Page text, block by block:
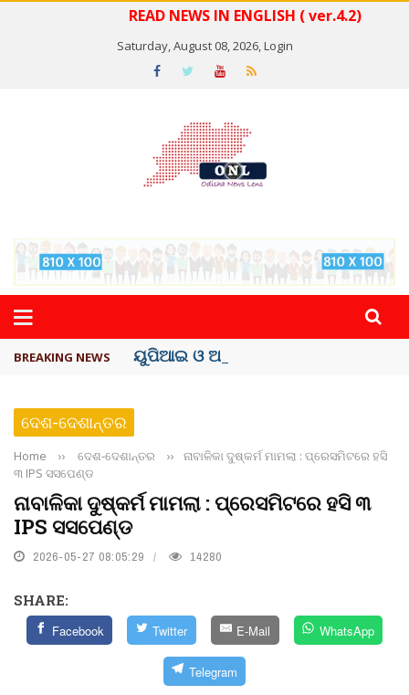
READ NEWS IN ENGLISH ( ver.4.2)
Saturday, August 08, 2026,Login
BREAKING NEWS ୟୁପିଆଇ ଓ ଅନ୍ୟାନ୍ୟ ଡିଜିଟାଲ୍ ନେଣଦେଣ
ଦେଶ-ଦେଶାନ୍ତର
Home ›› ଦେଶ-ଦେଶାନ୍ତର ››
ନାବାଳିକା ଦୁଷ୍କର୍ମ ମାମଲା : ପ୍ରେସମିଟରେ ହସି
୩ IPS ସସପେଣ୍ଡ
ନାବାଳିକା ଦୁଷ୍କର୍ମ ମାମଲା : ପ୍ରେସମିଟରେ ହସି ୩
IPS ସସପେଣ୍ଡ
2026-05-27 08:05:29 14280
SHARE:
Facebook Twitter E-Mail WhatsApp
Telegram